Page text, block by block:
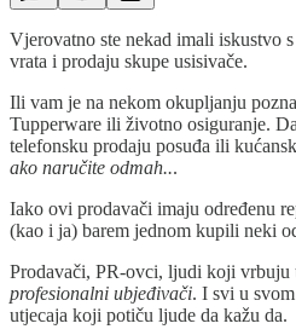
Vjerovatno ste nekad imali iskustvo
vrata i prodaju skupe usisivače.
Ili vam je na nekom okupljanju
Tupperware ili životno osiguranje.
telefonsku prodaju posuđa ili
ako naručite odmah...
Iako ovi prodavači imaju određenu
(kao i ja) barem jednom kupili neki
Prodavači, PR-ovci, ljudi koji vrbuju
profesionalni ubjeđivači. I svi u
utjecaja koji potiču ljude da kažu da.